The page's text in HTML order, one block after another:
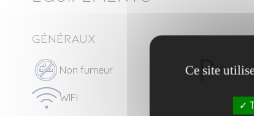
Généraux
Non fumeur
WIFI
Ce site